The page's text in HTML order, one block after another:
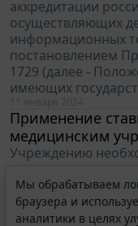
аккредитации
осуществляющих
информационных
постановлением
1729 (далее -
имеющих
Применение
медицинским
Учреждению
сумму авансовых
ставке 20% с
2023 года,
подать
Мы обрабатываем
браузера и
аналитики в целях